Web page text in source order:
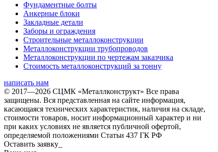
Фундаментные болты
Анкерные блоки
Закладные детали
Заборы и ограждения
Строительные металлоконструкции
Металлоконструкции трубопроводов
Металлоконструкции по чертежам заказчика
Cтоимость металлоконструкций за тонну
написать нам
© 2017—2026 СЦМК «Металлконструкт» Все права
защищены. Вся представленная на сайте информация,
касающаяся технических характеристик, наличия на складе,
стоимости товаров, носит информационный характер и ни
при каких условиях не является публичной офертой,
определяемой положениями Статьи 437 ГК РФ
Оставить заявку_